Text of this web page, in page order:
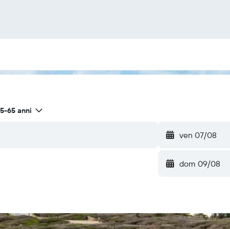
65 anni
ven 07/08
dom 09/08